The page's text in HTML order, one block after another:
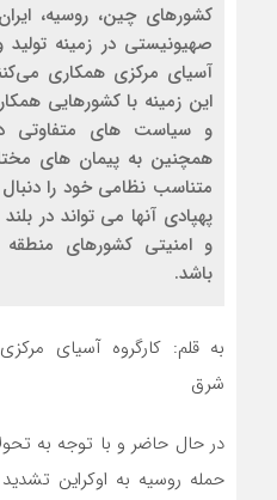
کشورهای چین، روسیه،
صهیونیستی در زمینه
آسیای مرکزی همکاری
این زمینه با کشورهایی
و سیاست های متفاوتی
همچنین به پیمان های
متناسب نظامی خود را
پهپادی آنها می تواند در
و امنیتی کشورهای منطقه
باشد.
به قلم: کارگروه آسیای
شرق
در حال حاضر و با توجه به
حمله روسیه به اوکراین